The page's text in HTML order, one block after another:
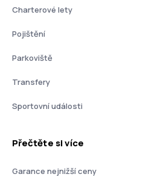
Charterové lety
Pojištění
Parkoviště
Transfery
Sportovní události
Přečtěte si více
Garance nejnižší ceny